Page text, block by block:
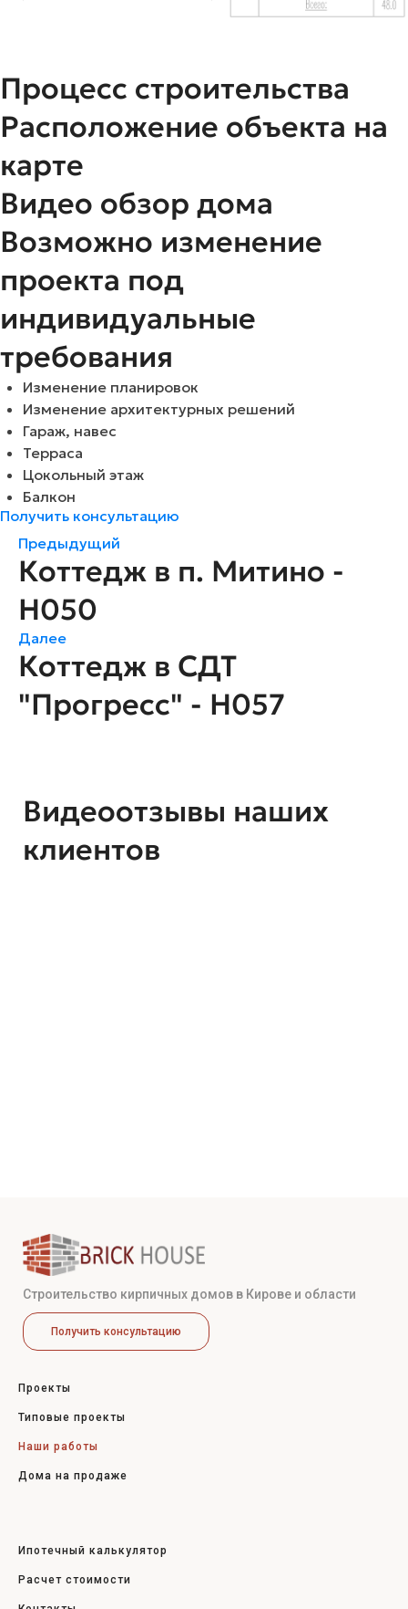
Процесс строительства
Расположение объекта на
карте
Видео обзор дома
Возможно изменение
проекта под
индивидуальные
требования
Изменение планировок
Изменение архитектурных решений
Гараж, навес
Терраса
Цокольный этаж
Балкон
Получить консультацию
Предыдущий
Коттедж в п. Митино -
H050
Далее
Коттедж в СДТ
"Прогресс" - H057
Видеоотзывы наших
клиентов
Строительство кирпичных домов в Кирове и области
Получить консультацию
Проекты
Типовые проекты
Наши работы
Дома на продаже
Ипотечный калькулятор
Расчет стоимости